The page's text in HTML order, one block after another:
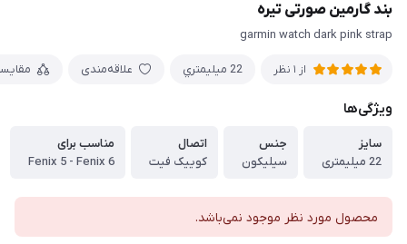
بند گارمین صورتی تیره
garmin watch dark pink strap
از 1 نظر 22 ميليمتري علاقه‌مندی
ویژگی‌ها
سایز
22 میلیمتری
جنس
سیلیکون
اتصال
کوییک فیت
مناسب برای
Fenix 5 - Fenix 6
محصول مورد نظر موجود نمی‌باشد.